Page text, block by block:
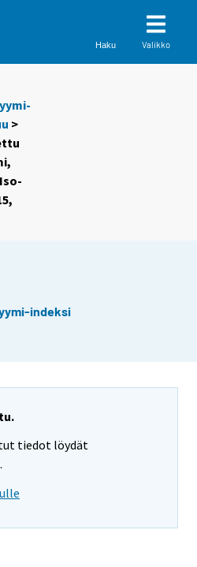
Haku Valikko
>
indeksi
tiedot löydät